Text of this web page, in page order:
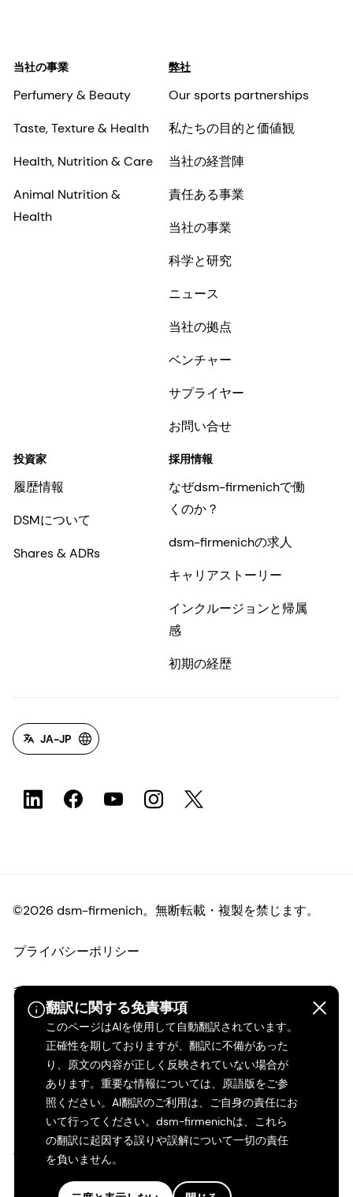
翻訳に関する免責事項
このページはAIを使用して自動翻訳されています。
正確性を期しておりますが、翻訳に不備があった
り、原文の内容が正しく反映されていない場合が
あります。重要な情報については、原語版をご参
照ください。AI翻訳のご利用は、ご自身の責任にお
いて行ってください。dsm-firmenichは、これら
の翻訳に起因する誤りや誤解について一切の責任
を負いません。
当社の事業
Perfumery & Beauty
Taste, Texture & Health
Health, Nutrition & Care
Animal Nutrition &
Health
弊社
Our sports partnerships
私たちの目的と価値観
当社の経営陣
責任ある事業
当社の事業
科学と研究
ニュース
当社の拠点
ベンチャー
サプライヤー
お問い合せ
投資家
履歴情報
DSMについて
Shares & ADRs
採用情報
なぜdsm-firmenichで働
くのか？
dsm-firmenichの求人
キャリアストーリー
インクルージョンと帰属
感
初期の経歴
JA-JP
©2026 dsm-firmenich。無断転載・複製を禁じます。
プライバシーポリシー
利用規約
ご利用条件
カリフォルニアの透明性
アクセシビリティ・ステートメント
法的情報